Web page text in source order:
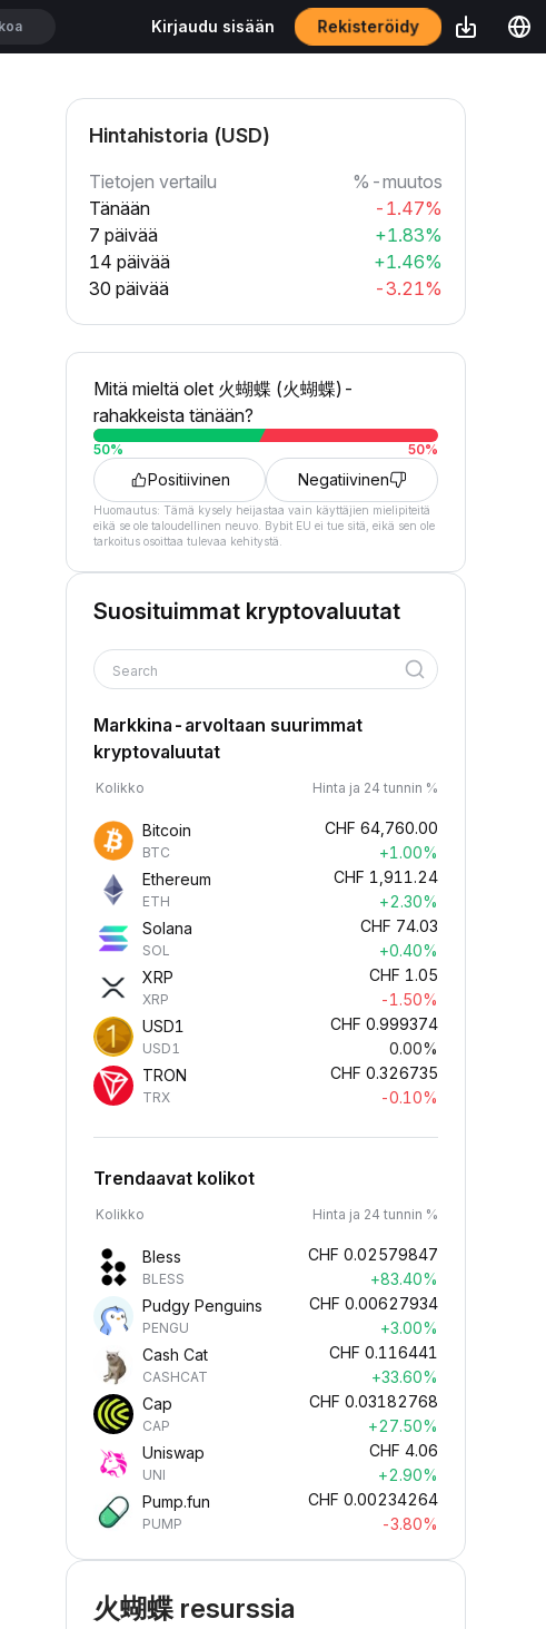
Kirjaudu sisään Rekisteröidy
Hintahistoria (USD)
Tietojen vertailu
%-muutos
Tänään
-1.47%
7 päivää
+1.83%
14 päivää
+1.46%
30 päivää
-3.21%
Mitä mieltä olet 火蝴蝶 (火蝴蝶)-
rahakkeista tänään?
50% 50%
Positiivinen Negatiivinen
Huomautus: Tämä kysely heijastaa vain käyttäjien mielipiteitä
eikä se ole taloudellinen neuvo. Bybit EU ei tue sitä, eikä sen ole
tarkoitus osoittaa tulevaa kehitystä.
Suosituimmat kryptovaluutat
Search
Markkina-arvoltaan suurimmat
kryptovaluutat
Kolikko Hinta ja 24 tunnin %
Bitcoin
BTC
CHF 64,760.00
+1.00%
Ethereum
ETH
CHF 1,911.24
+2.30%
Solana
SOL
CHF 74.03
+0.40%
XRP
XRP
CHF 1.05
-1.50%
USD1
USD1
CHF 0.999374
0.00%
TRON
TRX
CHF 0.326735
-0.10%
Trendaavat kolikot
Kolikko Hinta ja 24 tunnin %
Bless
BLESS
CHF 0.02579847
+83.40%
Pudgy Penguins
PENGU
CHF 0.00627934
+3.00%
Cash Cat
CASHCAT
CHF 0.116441
+33.60%
Cap
CAP
CHF 0.03182768
+27.50%
Uniswap
UNI
CHF 4.06
+2.90%
Pump.fun
PUMP
CHF 0.00234264
-3.80%
火蝴蝶 resurssia